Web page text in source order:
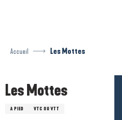
Accueil Les Mottes
Les Mottes
A PIED VTC OU VTT